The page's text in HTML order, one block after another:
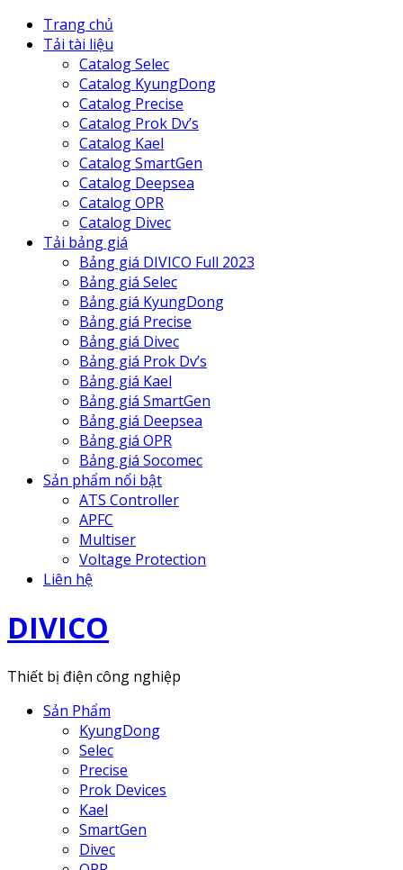
Trang chủ
Tải tài liệu
Catalog Selec
Catalog KyungDong
Catalog Precise
Catalog Prok Dv’s
Catalog Kael
Catalog SmartGen
Catalog Deepsea
Catalog OPR
Catalog Divec
Tải bảng giá
Bảng giá DIVICO Full 2023
Bảng giá Selec
Bảng giá KyungDong
Bảng giá Precise
Bảng giá Divec
Bảng giá Prok Dv’s
Bảng giá Kael
Bảng giá SmartGen
Bảng giá Deepsea
Bảng giá OPR
Bảng giá Socomec
Sản phẩm nổi bật
ATS Controller
APFC
Multiser
Voltage Protection
Liên hệ
DIVICO
Thiết bị điện công nghiệp
Sản Phẩm
KyungDong
Selec
Precise
Prok Devices
Kael
SmartGen
Divec